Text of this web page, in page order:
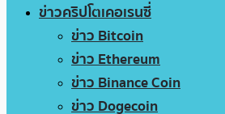
ข่าวคริปโตเคอเรนซี่
ข่าว Bitcoin
ข่าว Ethereum
ข่าว Binance Coin
ข่าว Dogecoin